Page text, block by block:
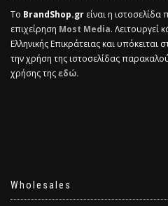
Το BrandShop.gr είναι η
επιχείρηση Most Media. Λειτουργεί
Ελληνικής Επικράτειας και
την χρήση της ιστοσελίδας
χρήσης τηςεδώ.
Wholesales